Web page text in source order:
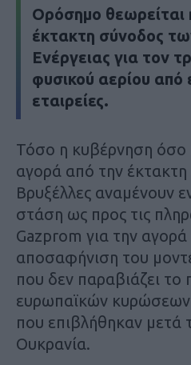
Ορόσημο θεωρείται
έκτακτη σύνοδος
Ενέργειας για τον
φυσικού αερίου από
εταιρείες.
Τόσο η κυβέρνηση όσο
αγορά από την
Βρυξέλλες αναμένουν
στάση ως προς τις
Gazprom για την
αποσαφήνιση του
που δεν παραβιάζει το
ευρωπαϊκών
που επιβλήθηκαν μετά
Ουκρανία.